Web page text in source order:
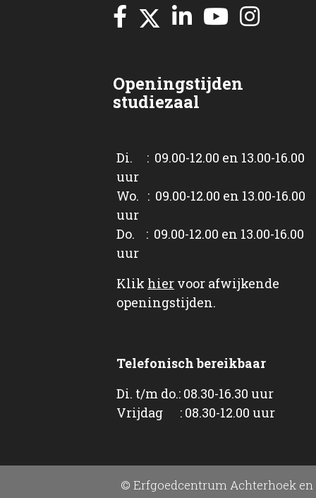
Openingstijden
studiezaal
Di. : 09.00-12.00 en 13.00-16.00
uur
Wo. : 09.00-12.00 en 13.00-16.00
uur
Do. : 09.00-12.00 en 13.00-16.00
uur
Klik hier voor afwijkende
openingstijden.
Telefonisch bereikbaar
Di. t/m do.: 08.30-16.30 uur
Vrijdag : 08.30-12.00 uur
© Erfgoedcentrum Achterhoek en